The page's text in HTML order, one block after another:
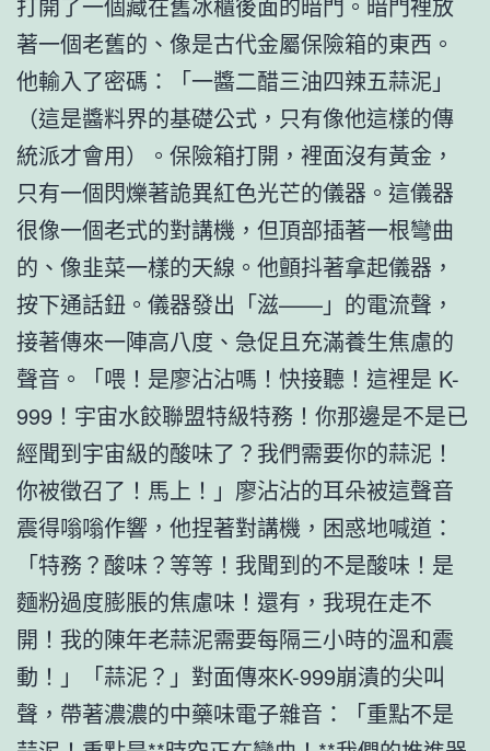
著一個老舊的、像是古代金屬保險箱的東西。
他輸入了密碼：「一醬二醋三油四辣五蒜泥」
（這是醬料界的基礎公式，只有像他這樣的傳
統派才會用）。保險箱打開，裡面沒有黃金，
只有一個閃爍著詭異紅色光芒的儀器。這儀器
很像一個老式的對講機，但頂部插著一根彎曲
的、像韭菜一樣的天線。他顫抖著拿起儀器，
按下通話鈕。儀器發出「滋——」的電流聲，
接著傳來一陣高八度、急促且充滿養生焦慮的
聲音。「喂！是廖沾沾嗎！快接聽！這裡是 K-
999！宇宙水餃聯盟特級特務！你那邊是不是已
經聞到宇宙級的酸味了？我們需要你的蒜泥！
你被徵召了！馬上！」廖沾沾的耳朵被這聲音
震得嗡嗡作響，他捏著對講機，困惑地喊道：
「特務？酸味？等等！我聞到的不是酸味！是
麵粉過度膨脹的焦慮味！還有，我現在走不
開！我的陳年老蒜泥需要每隔三小時的溫和震
動！」「蒜泥？」對面傳來K-999崩潰的尖叫
聲，帶著濃濃的中藥味電子雜音：「重點不是